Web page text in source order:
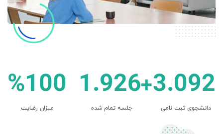
3.092
+
دانشجوی ثبت نامی
1.926
جلسه تمام شده
100
%
میزان رضایت